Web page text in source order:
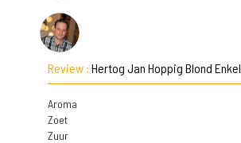
Review : Hertog Jan Hoppig Blond Enkel
Aroma
Zoet
Zuur